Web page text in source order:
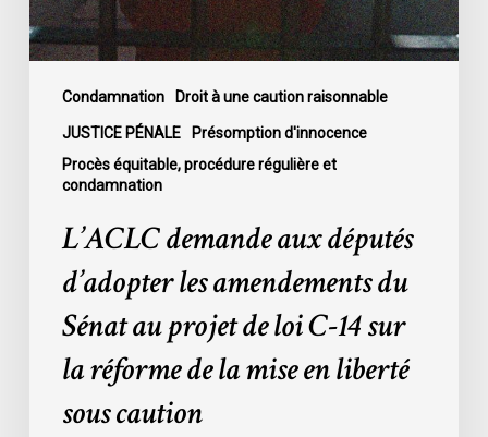
Condamnation Droit à une caution raisonnable
JUSTICE PÉNALE
Présomption d'innocence
Procès équitable, procédure régulière et
condamnation
Sénat
au
réforme
liberté
L’ACLC demande aux députés
d’adopter les amendements du
Sénat au projet de loi C-14 sur
la réforme de la mise en liberté
sous caution